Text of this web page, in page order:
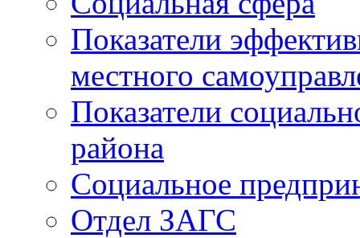
Показатели
местного
Показатели
района
Социальное
Отдел ЗАГС